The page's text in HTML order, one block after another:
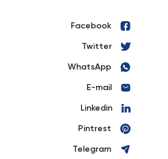
Facebook
Twitter
WhatsApp
E-mail
Linkedin
Pintrest
Telegram